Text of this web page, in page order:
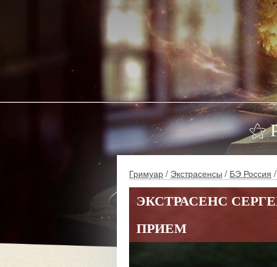
⚝
Гримуар / Экстрасенсы / БЭ Россия
ЭКСТРАСЕНС
ПРИЕМ